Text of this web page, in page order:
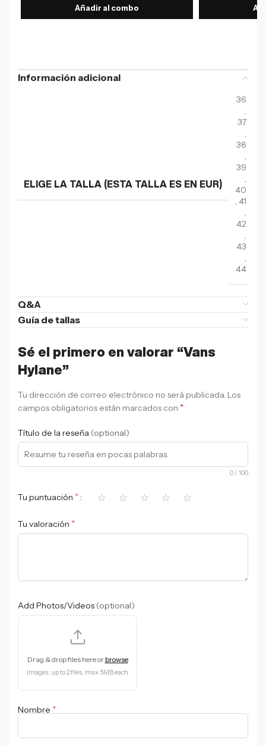
Añadir al combo
Información adicional
ELIGE LA TALLA (ESTA TALLA ES EN EUR)
36
37
38
39
40
41
42
43
44
Q&A
Guía de tallas
Sé el primero en valorar “Vans
Hylane”
Tu dirección de correo electrónico no será publicada. Los
campos obligatorios están marcados con *
Título de la reseña (optional)
0 / 100
Tu puntuación * ⭐ ⭐ ⭐ ⭐ ⭐
Tu valoración *
Add Photos/Videos (optional)
Drag & drop files here or browse
Images: up to 2 files, max 5MB each
Nombre *